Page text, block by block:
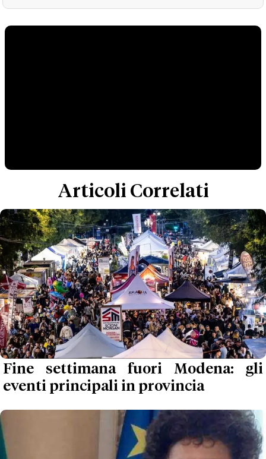
Articoli Correlati
Fine settimana fuori Modena: gli
eventi principali in provincia